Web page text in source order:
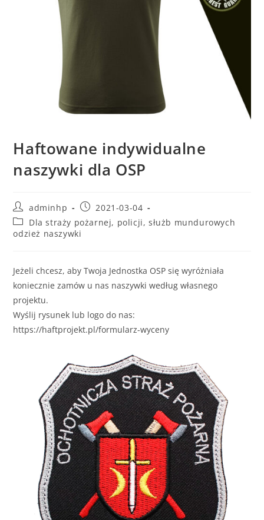
Haftowane indywidualne
naszywki dla OSP
adminhp
2021-03-04
Dla straży pożarnej, policji, służb mundurowych
odzież naszywki
Jeżeli chcesz, aby Twoja Jednostka OSP się wyróżniała
koniecznie zamów u nas naszywki według własnego
projektu.
Wyślij rysunek lub logo do nas:
https://haftprojekt.pl/formularz-wyceny